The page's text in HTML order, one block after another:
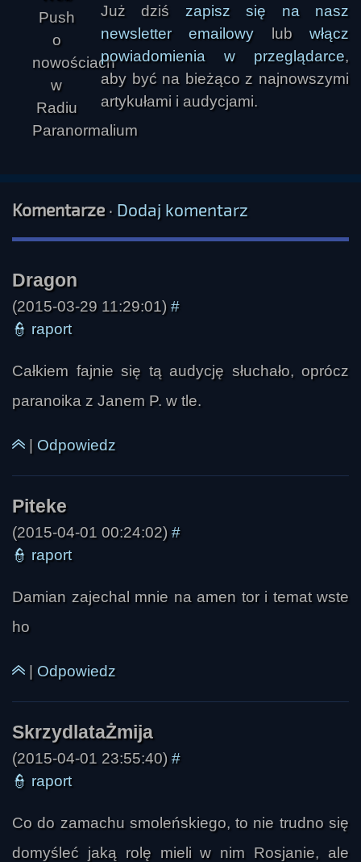
Już dziś zapisz się na nasz
newsletter emailowy lubwłącz
powiadomienia w przeglądarce,
aby być na bieżąco z najnowszymi
artykułami i audycjami.
Komentarze· Dodaj komentarz
(2015-03-29 11:29:01) #
👮 raport
Całkiem fajnie się tą audycję słuchało, oprócz
paranoika z Janem P. w tle.
Odpowiedz
Piteke
(2015-04-01 00:24:02) #
👮 raport
Damian zajechal mnie na amen tor i temat wste
ho
Odpowiedz
SkrzydlataŻmija
(2015-04-01 23:55:40) #
👮 raport
Co do zamachu smoleńskiego, to nie trudno się
domyśleć jaką rolę mieli w nim Rosjanie, ale